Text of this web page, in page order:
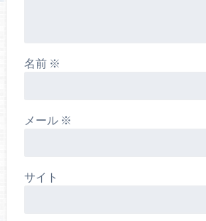
名前 ※
メール ※
サイト